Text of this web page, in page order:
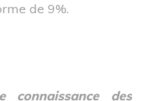
de 9%.
connaissance des